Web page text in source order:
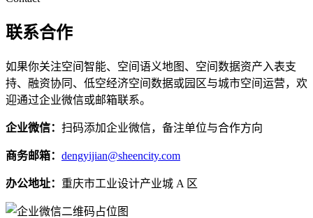
联系合作
如果你关注空间智能、空间语义地图、空间数据资产入表支
持、融资协同、低空经济空间数据或园区与城市空间运营，欢
迎通过企业微信或邮箱联系。
企业微信： 扫码添加企业微信，备注单位与合作方向
商务邮箱： dengyijian@sheencity.com
办公地址： 重庆市工业设计产业城 A 区